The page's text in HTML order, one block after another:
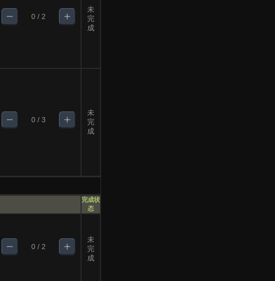
0 / 2
未
完
成
0 / 3
未
完
成
完成状
态
0 / 2
未
完
成